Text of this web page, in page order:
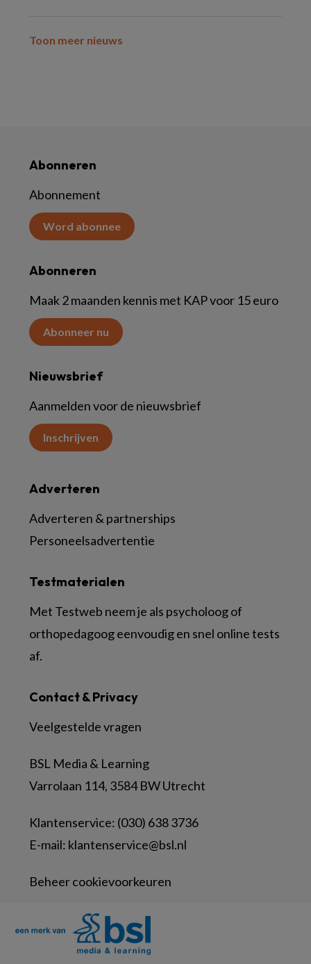
Toon meer nieuws
Abonneren
Abonnement
Word abonnee
Abonneren
Maak 2 maanden kennis met KAP voor 15 euro
Abonneer nu
Nieuwsbrief
Aanmelden voor de nieuwsbrief
Inschrijven
Contact & Privacy
Veelgestelde vragen
BSL Media & Learning
Varrolaan 114, 3584 BW Utrecht
Klantenservice: (030) 638 3736
E-mail: klantenservice@bsl.nl
Beheer cookievoorkeuren
Testmaterialen
Met Testweb neem je als psycholoog of
orthopedagoog eenvoudig en snel online tests
af.
Adverteren
Adverteren & partnerships
Personeelsadvertentie